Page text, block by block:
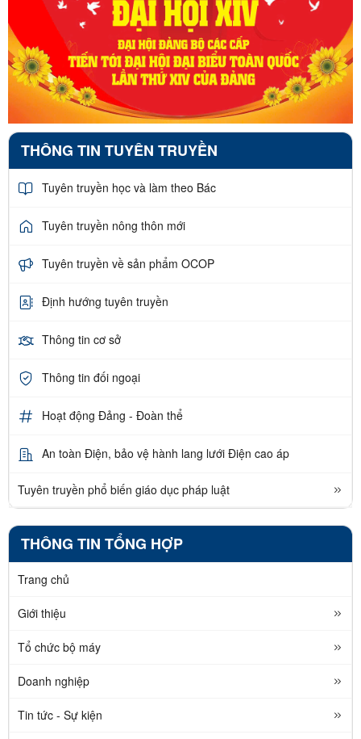
THÔNG TIN TUYÊN TRUYỀN
Tuyên truyền học và làm theo Bác
Tuyên truyền nông thôn mới
Tuyên truyền về sản phẩm OCOP
Định hướng tuyên truyền
Thông tin cơ sở
Thông tin đối ngoại
Hoạt động Đảng - Đoàn thể
An toàn Điện, bảo vệ hành lang lưới Điện cao áp
Tuyên truyền phổ biến giáo dục pháp luật
THÔNG TIN TỔNG HỢP
Trang chủ
Giới thiệu
Tổ chức bộ máy
Doanh nghiệp
Tin tức - Sự kiện